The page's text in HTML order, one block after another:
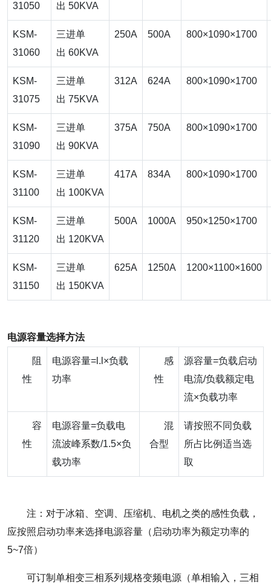
31050
出 50KVA
KSM-
31060
三进单
出 60KVA
250A 500A 800×1090×1700
KSM-
31075
三进单
出 75KVA
312A 624A 800×1090×1700
KSM-
31090
三进单
出 90KVA
375A 750A 800×1090×1700
KSM-
31100
三进单
出 100KVA
417A 834A 800×1090×1700
KSM-
31120
三进单
出 120KVA
500A 1000A 950×1250×1700
KSM-
31150
三进单
出 150KVA
625A 1250A 1200×1100×1600
电源容量选择方法
阻
性
电源容量=l.l×负载
功率
感
性
源容量=负载启动
电流/负载额定电
流×负载功率
容
性
电源容量=负载电
流波峰系数/1.5×负
载功率
混
合型
请按照不同负载
所占比例适当选
取
注：对于冰箱、空调、压缩机、电机之类的感性负载，
应按照启动功率来选择电源容量（启动功率为额定功率的
5~7倍）
可订制单相变三相系列规格变频电源（单相输入，三相